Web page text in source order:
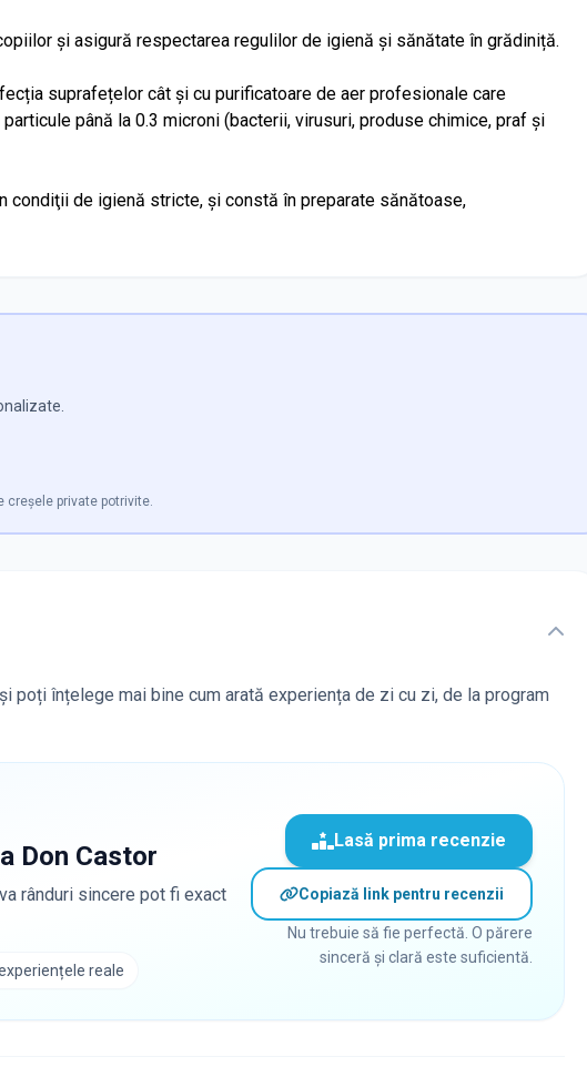
și asigură respectarea regulilor de igienă și sănătate în grădiniță.
suprafețelor cât și cu purificatoare de aer profesionale care
până la 0.3 microni (bacterii, virusuri, produse chimice, praf și
condiţii de igienă stricte, şi constă în preparate sănătoase,
creșele private potrivite.
înțelege mai bine cum arată experiența de zi cu zi, de la program
Don Castor
rânduri sincere pot fi exact
reale
Lasă prima recenzie
Copiază link pentru recenzii
Nu trebuie să fie perfectă. O părere
sinceră și clară este suficientă.